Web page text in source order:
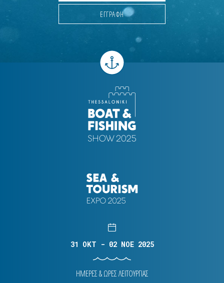
31 OKT - 02 NOE 2025
ΗΜΕΡΕΣ & ΩΡΕΣ ΛΕΙΤΟΥΡΓΙΑΣ